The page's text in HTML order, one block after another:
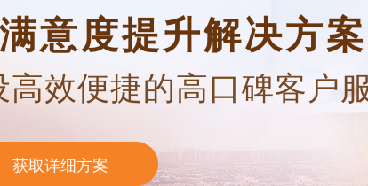
意度提升解决方案
效便捷的高口碑客户
获取详细方案